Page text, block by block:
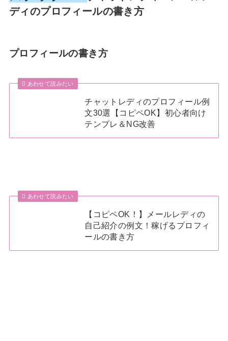
ディのプロフィールの書き方
プロフィールの書き方
あわせて読みたい
チャットレディのプロフィール例
文30選【コピペOK】初心者向け
テンプレ＆NG改善
あわせて読みたい
【コピペOK！】メールレディの
自己紹介の例文！稼げるプロフィ
ールの書き方